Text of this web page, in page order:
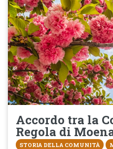
Accordo tra la
Regola di
STORIA DELLA COMUNITÀ